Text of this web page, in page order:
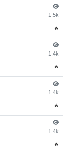
1.5k
🔥
1.4k
🔥
1.4k
🔥
1.4k
🔥